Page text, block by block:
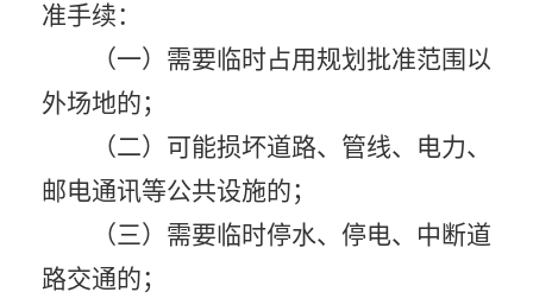
准手续：
（一）需要临时占用规划批准范围以
外场地的；
（二）可能损坏道路、管线、电力、
邮电通讯等公共设施的；
（三）需要临时停水、停电、中断道
路交通的；